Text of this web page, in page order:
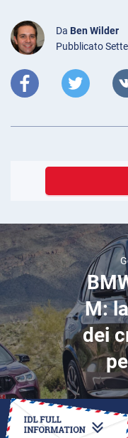
Da Ben Wilder
Pubblicato
M:
dei
COME